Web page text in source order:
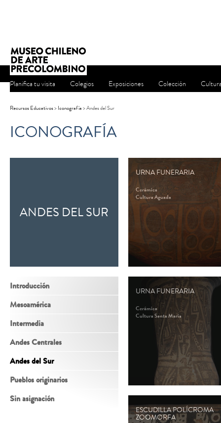
Planifica tu visita Colegios Exposiciones Colección
Recursos Educativos>Iconografía>Andes del Sur
ICONOGRAFÍA
ANDES DEL SUR
Introducción
Mesoamérica
Intermedia
Andes Centrales
Andes del Sur
Pueblos originarios
Sin asignación
URNA FUNERARIA
Cerámica
Cultura Aguada
URNA FUNERARIA
Cerámica
Cultura Santa María
ESCUDILLA POLÍCROMA
ZOOMORFA